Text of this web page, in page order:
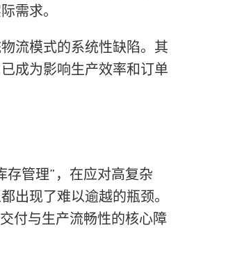
需求。
流模式的系统性缺陷。其
已成为影响生产效率和订单
存管理”，在应对高复杂
出现了难以逾越的瓶颈。
付与生产流畅性的核心障